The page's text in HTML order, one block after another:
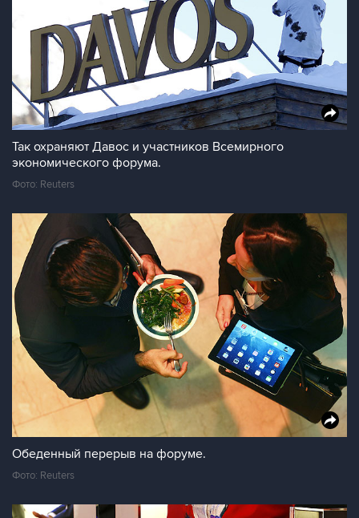
Так охраняют Давос и участников Всемирного
экономического форума.
Фото: Reuters
Обеденный перерыв на форуме.
Фото: Reuters